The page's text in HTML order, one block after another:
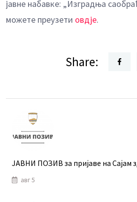
јавне набавке: „Изградња
можете преузети овдје.
Share:
ЈАВНИ ПОЗИВ за пријаве на Сајам
авг 5